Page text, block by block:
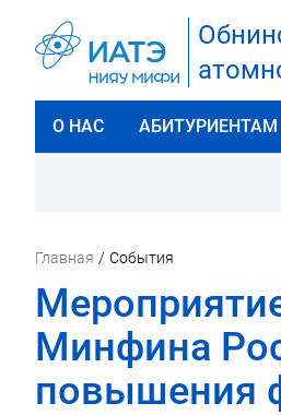
О НАС АБИТУРИЕНТАМ
Главная / События
Минфина
повышения